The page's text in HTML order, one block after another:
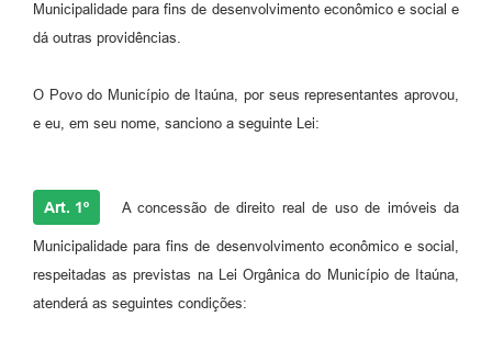
Municipalidade para fins de desenvolvimento econômico e social e
dá outras providências.
O Povo do Município de Itaúna, por seus representantes aprovou,
e eu, em seu nome, sanciono a seguinte Lei:
Art. 1º A concessão de direito real de uso de imóveis da
Municipalidade para fins de desenvolvimento econômico e social,
respeitadas as previstas na Lei Orgânica do Município de Itaúna,
atenderá as seguintes condições: